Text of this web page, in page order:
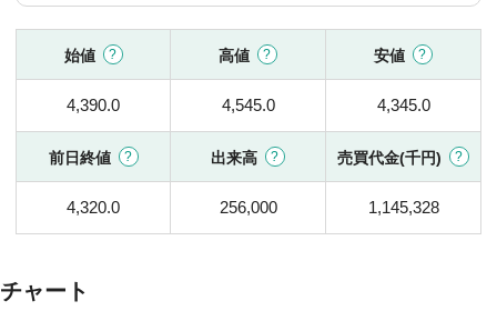
始値 高値 安値
4,390.0 4,545.0 4,345.0
前日終値 出来高 売買代金(千円)
4,320.0 256,000 1,145,328
チャート